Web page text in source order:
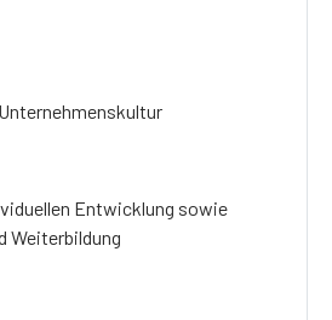
Entwicklung sowie
Weiterbildung